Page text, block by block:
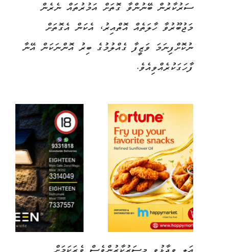
ސަރުކާރުން ބޭނުންވާ ގޮތަށް އަމުރުތައް ނެރެން
މަޖުބޫރުވާ ހާލަތެއް އޮތްއިރު، އެކަން އެގޮތަށް
ނުކޮށްފިނަމަ ވަޒީފާ ގެއްލުމުގެ ބިރު އޮންނަކަން އޭނާ
ފާހަގަކުރެއްވިއެވެ.